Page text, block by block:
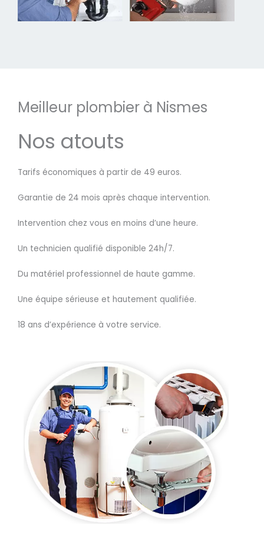
Meilleur plombier à Nismes
Nos atouts
Tarifs économiques à partir de 49 euros.
Garantie de 24 mois après chaque intervention.
Intervention chez vous en moins d’une heure.
Un technicien qualifié disponible 24h/7.
Du matériel professionnel de haute gamme.
Une équipe sérieuse et hautement qualifiée.
18 ans d’expérience à votre service.